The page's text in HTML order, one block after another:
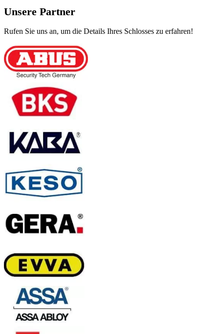
Unsere Partner
Rufen Sie uns an, um die Details Ihres Schlosses zu erfahren!